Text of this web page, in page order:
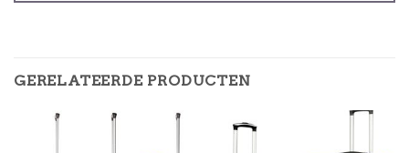
GERELATEERDE PRODUCTEN